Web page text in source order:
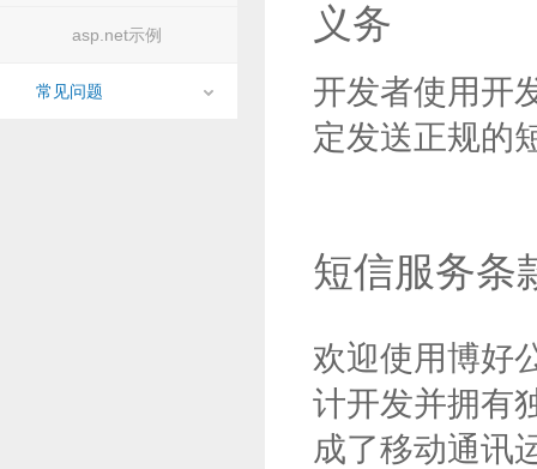
asp.net示例
常见问题
义务
开发者使用开
定发送正规的
短信服务条
欢迎使用博好
计开发并拥有
成了移动通讯